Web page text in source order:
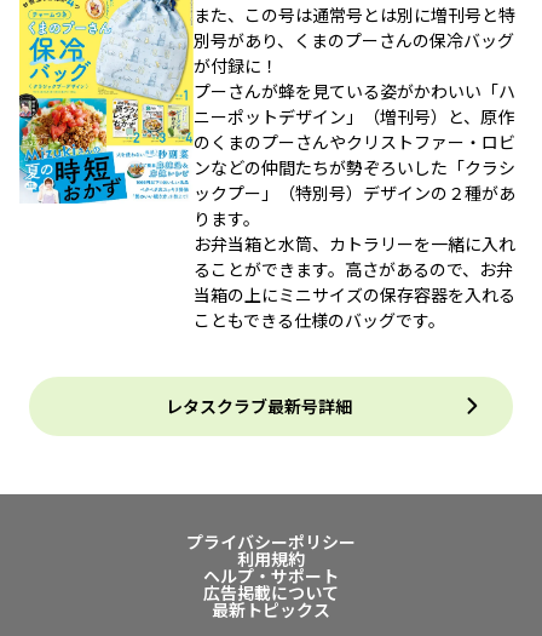
また、この号は通常号とは別に増刊号と特
別号があり、くまのプーさんの保冷バッグ
が付録に！
プーさんが蜂を見ている姿がかわいい「ハ
ニーポットデザイン」（増刊号）と、原作
のくまのプーさんやクリストファー・ロビ
ンなどの仲間たちが勢ぞろいした「クラシ
ックプー」（特別号）デザインの２種があ
ります。
お弁当箱と水筒、カトラリーを一緒に入れ
ることができます。高さがあるので、お弁
当箱の上にミニサイズの保存容器を入れる
こともできる仕様のバッグです。
レタスクラブ最新号詳細
プライバシーポリシー
利用規約
ヘルプ・サポート
広告掲載について
最新トピックス